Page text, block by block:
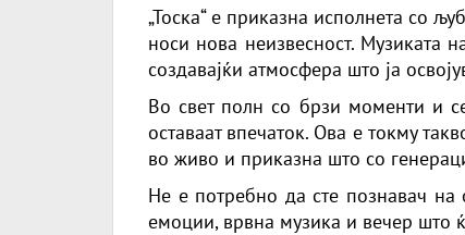
„Тоска“ е приказна исполнета со
носи нова неизвесност. Музиката
создавајќи атмосфера што ја
Во свет полн со брзи моменти и
оставаат впечаток. Ова е токму
во живо и приказна што со
Не е потребно да сте познавач на
емоции, врвна музика и вечер што